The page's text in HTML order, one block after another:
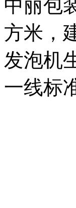
中丽包
方米，
发泡机
一线标